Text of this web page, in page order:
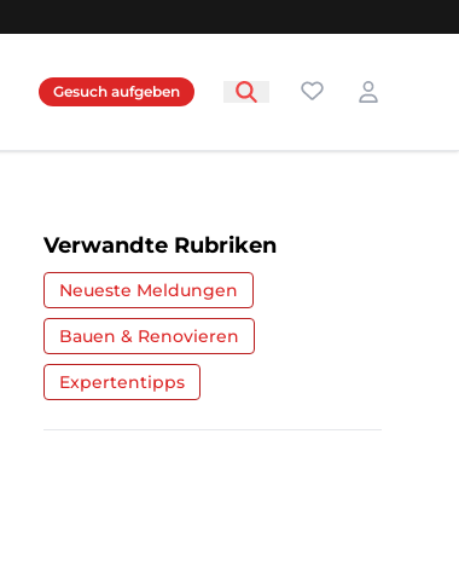
Gesuch aufgeben Favoriten
Login
Verwandte Rubriken
Neueste Meldungen
Bauen & Renovieren
Expertentipps